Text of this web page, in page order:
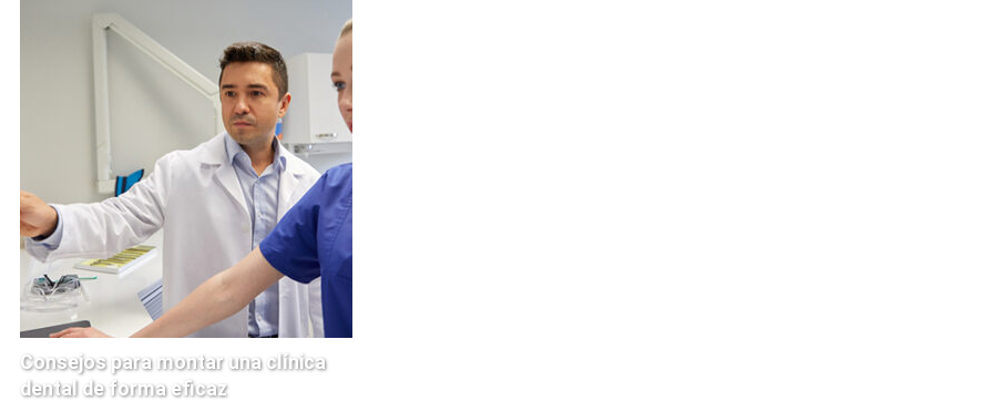
Consejos para montar una clínica
dental de forma eficaz